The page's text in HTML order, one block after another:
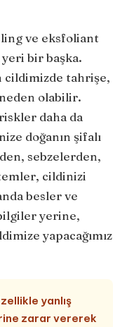
ve eksfoliant
bir başka.
cildimizde tahrişe,
neden olabilir.
daha da
doğanın şifalı
sebzelerden,
cildinizi
besler ve
yerine,
yapacağımız
yanlış
zarar vererek